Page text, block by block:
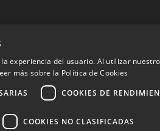
PURE LIVING PROPERTIES
experiencia del usuario. Al utilizar
más sobre la Política de Cookies
COOKIES DE
COOKIES NO CLASIFICADAS